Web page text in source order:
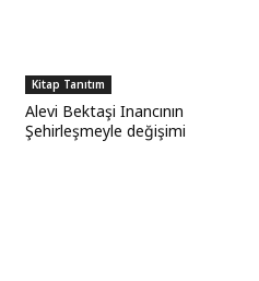
Kitap Tanıtım
Alevi Bektaşi Inancının
Şehirleşmeyle değişimi